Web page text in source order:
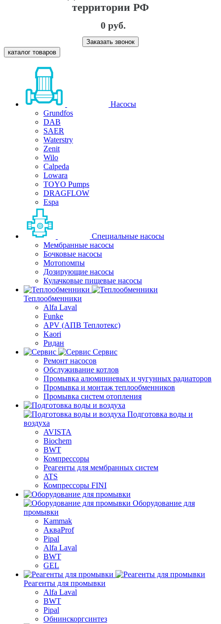
территории РФ
0 руб.
Заказать звонок
каталог товаров
Насосы
Grundfos
DAB
SAER
Waterstry
Zenit
Wilo
Calpeda
Lowara
TOYO Pumps
DRAGFLOW
Espa
Специальные насосы
Мембранные насосы
Бочковые насосы
Мотопомпы
Дозирующие насосы
Кулачковые пищевые насосы
Теплообменники
Alfa Laval
Funke
APV (АПВ Теплотекс)
Kaori
Ридан
Сервис
Ремонт насосов
Обслуживание котлов
Промывка алюминиевых и чугунных радиаторов
Промывка и монтаж теплообменников
Промывка систем отопления
Подготовка воды и
воздуха
AVISTA
Biochem
BWT
Компрессоры
Реагенты для мембранных систем
ATS
Компрессоры FINI
Оборудование для
промывки
Kammak
АкваProf
Pipal
Alfa Laval
BWT
GEL
Реагенты для промывки
Alfa Laval
BWT
Pipal
Обнинскоргсинтез